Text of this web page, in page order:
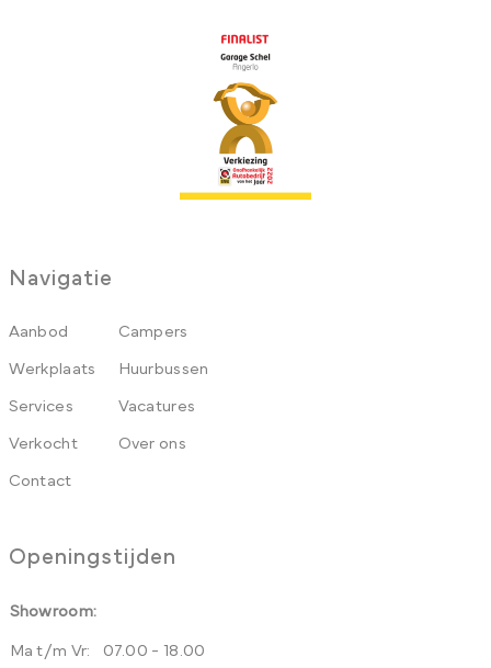
Navigatie
Aanbod Campers
Werkplaats Huurbussen
Services Vacatures
Verkocht Over ons
Contact
Openingstijden
Showroom:
Ma t/m Vr: 07.00 - 18.00